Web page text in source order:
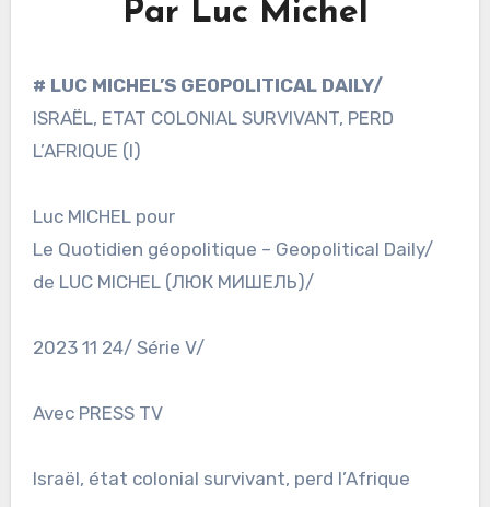
Par Luc Michel
# LUC MICHEL’S GEOPOLITICAL DAILY/
ISRAËL, ETAT COLONIAL SURVIVANT, PERD
L’AFRIQUE (I)
Luc MICHEL pour
Le Quotidien géopolitique – Geopolitical Daily/
de LUC MICHEL (ЛЮК МИШЕЛЬ)/
2023 11 24/ Série V/
Avec PRESS TV
Israël, état colonial survivant, perd l’Afrique